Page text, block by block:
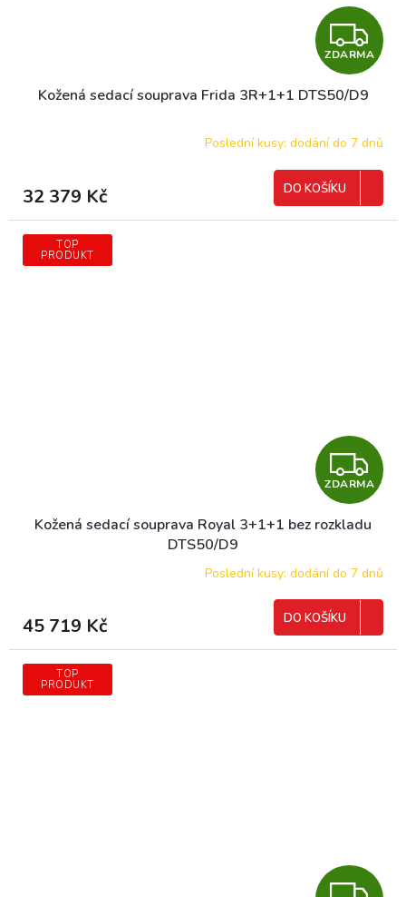
Z
D
A
R
A
ZDARMA
Kožená sedací souprava Frida 3R+1+1 DTS50/D9
Poslední kusy: dodání do 7 dnů
32 379 Kč DO KOŠÍKU
TOP
PRODUKT
Z
D
A
R
A
ZDARMA
Kožená sedací souprava Royal 3+1+1 bez rozkladu
DTS50/D9
Poslední kusy: dodání do 7 dnů
45 719 Kč DO KOŠÍKU
TOP
PRODUKT